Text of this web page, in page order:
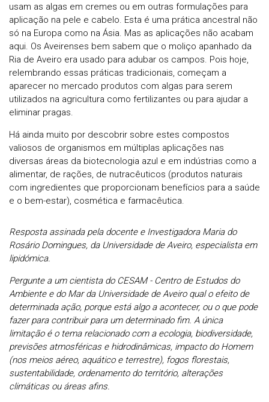
usam as algas em cremes ou em outras formulações para
aplicação na pele e cabelo. Esta é uma prática ancestral não
só na Europa como na Ásia. Mas as aplicações não acabam
aqui. Os Aveirenses bem sabem que o moliço apanhado da
Ria de Aveiro era usado para adubar os campos. Pois hoje,
relembrando essas práticas tradicionais, começam a
aparecer no mercado produtos com algas para serem
utilizados na agricultura como fertilizantes ou para ajudar a
eliminar pragas.
Há ainda muito por descobrir sobre estes compostos
valiosos de organismos em múltiplas aplicações nas
diversas áreas da biotecnologia azul e em indústrias como a
alimentar, de rações, de nutracêuticos (produtos naturais
com ingredientes que proporcionam benefícios para a saúde
e o bem-estar), cosmética e farmacêutica.
Resposta assinada pela docente e Investigadora Maria do
Rosário Domingues, da Universidade de Aveiro, especialista em
lipidómica.
Pergunte a um cientista do CESAM - Centro de Estudos do
Ambiente e do Mar da Universidade de Aveiro qual o efeito de
determinada ação, porque está algo a acontecer, ou o que pode
fazer para contribuir para um determinado fim. A única
limitação é o tema relacionado com a ecologia, biodiversidade,
previsões atmosféricas e hidrodinâmicas, impacto do Homem
(nos meios aéreo, aquático e terrestre), fogos florestais,
sustentabilidade, ordenamento do território, alterações
climáticas ou áreas afins.